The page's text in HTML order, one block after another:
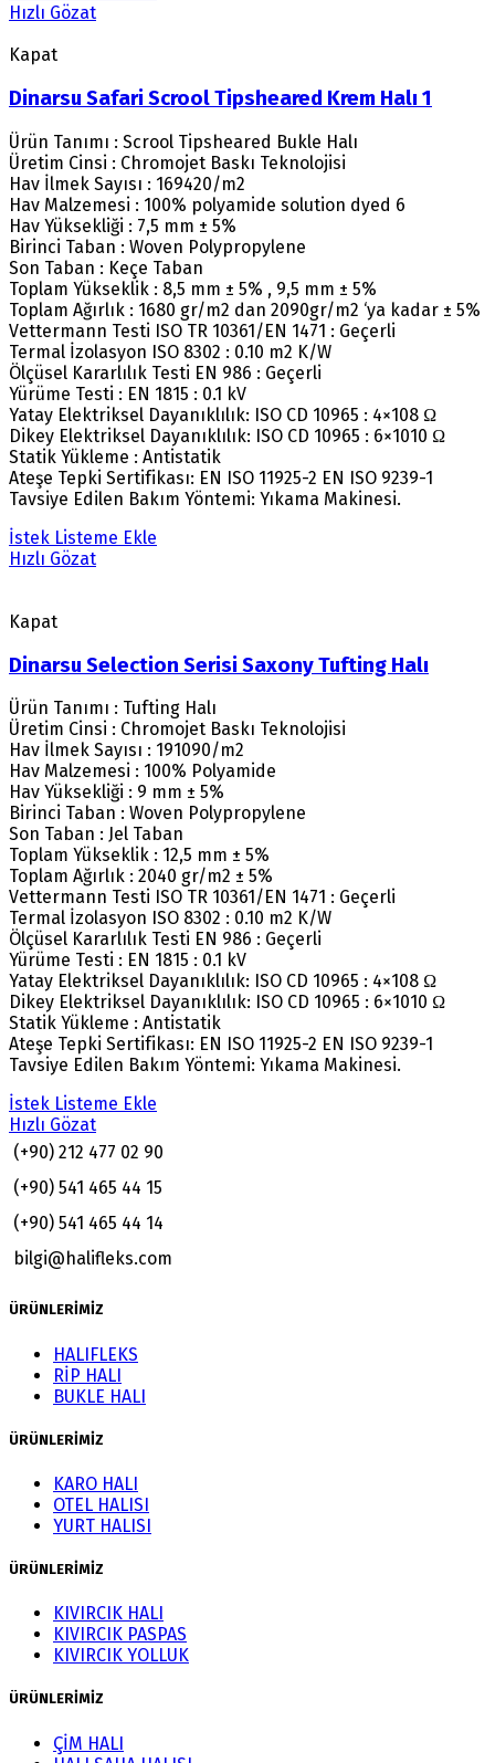
Hızlı Gözat
Kapat
Dinarsu Safari Scrool Tipsheared Krem Halı 1
Ürün Tanımı : Scrool Tipsheared Bukle Halı
Üretim Cinsi : Chromojet Baskı Teknolojisi
Hav İlmek Sayısı : 169420/m2
Hav Malzemesi : 100% polyamide solution dyed 6
Hav Yüksekliği : 7,5 mm ± 5%
Birinci Taban : Woven Polypropylene
Son Taban : Keçe Taban
Toplam Yükseklik : 8,5 mm ± 5% , 9,5 mm ± 5%
Toplam Ağırlık : 1680 gr/m2 dan 2090gr/m2 ‘ya kadar ± 5%
Vettermann Testi ISO TR 10361/EN 1471 : Geçerli
Termal İzolasyon ISO 8302 : 0.10 m2 K/W
Ölçüsel Kararlılık Testi EN 986 : Geçerli
Yürüme Testi : EN 1815 : 0.1 kV
Yatay Elektriksel Dayanıklılık: ISO CD 10965 : 4×108 Ω
Dikey Elektriksel Dayanıklılık: ISO CD 10965 : 6×1010 Ω
Statik Yükleme : Antistatik
Ateşe Tepki Sertifikası: EN ISO 11925-2 EN ISO 9239-1
Tavsiye Edilen Bakım Yöntemi: Yıkama Makinesi.
İstek Listeme Ekle
Hızlı Gözat
Kapat
Dinarsu Selection Serisi Saxony Tufting Halı
Ürün Tanımı : Tufting Halı
Üretim Cinsi : Chromojet Baskı Teknolojisi
Hav İlmek Sayısı : 191090/m2
Hav Malzemesi : 100% Polyamide
Hav Yüksekliği : 9 mm ± 5%
Birinci Taban : Woven Polypropylene
Son Taban : Jel Taban
Toplam Yükseklik : 12,5 mm ± 5%
Toplam Ağırlık : 2040 gr/m2 ± 5%
Vettermann Testi ISO TR 10361/EN 1471 : Geçerli
Termal İzolasyon ISO 8302 : 0.10 m2 K/W
Ölçüsel Kararlılık Testi EN 986 : Geçerli
Yürüme Testi : EN 1815 : 0.1 kV
Yatay Elektriksel Dayanıklılık: ISO CD 10965 : 4×108 Ω
Dikey Elektriksel Dayanıklılık: ISO CD 10965 : 6×1010 Ω
Statik Yükleme : Antistatik
Ateşe Tepki Sertifikası: EN ISO 11925-2 EN ISO 9239-1
Tavsiye Edilen Bakım Yöntemi: Yıkama Makinesi.
İstek Listeme Ekle
Hızlı Gözat
(+90) 212 477 02 90
(+90) 541 465 44 15
(+90) 541 465 44 14
bilgi@halifleks.com
ÜRÜNLERİMİZ
HALIFLEKS
RİP HALI
BUKLE HALI
ÜRÜNLERİMİZ
KARO HALI
OTEL HALISI
YURT HALISI
ÜRÜNLERİMİZ
KIVIRCIK HALI
KIVIRCIK PASPAS
KIVIRCIK YOLLUK
ÜRÜNLERİMİZ
ÇİM HALI